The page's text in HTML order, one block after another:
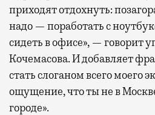
приходят отдохнуть:
надо — поработать с
сидеть в офисе», — говорит
Кочемасова. И добавляет
стать слоганом всего моего
ощущение, что ты не в
городе».